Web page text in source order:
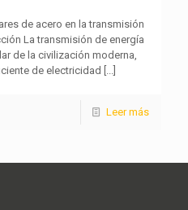
de acero en la transmisión
La transmisión de energía
de la civilización moderna,
de electricidad [...]
Leer más